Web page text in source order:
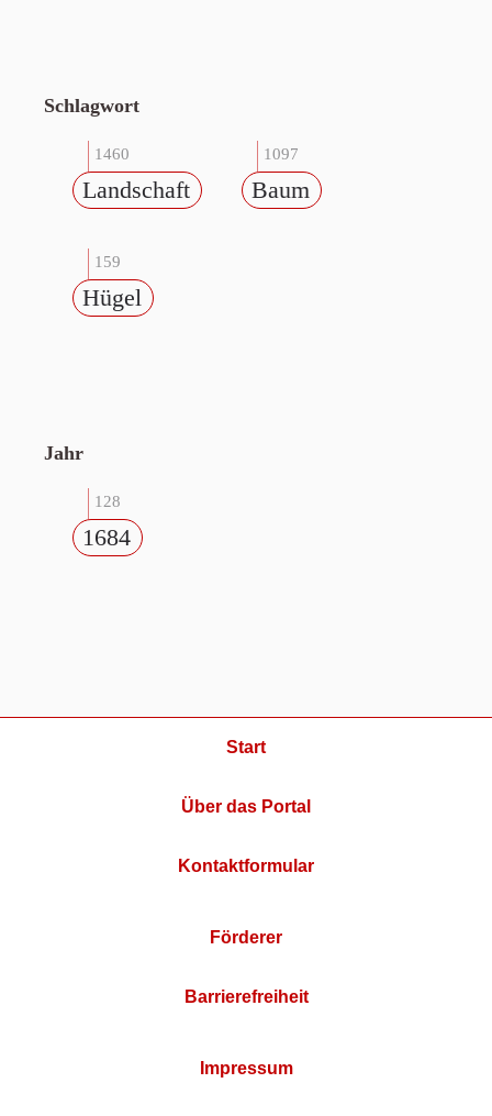
Schlagwort
1460
Landschaft
1097
Baum
159
Hügel
Jahr
128
1684
Start
Über das Portal
Kontaktformular
Förderer
Barrierefreiheit
Impressum